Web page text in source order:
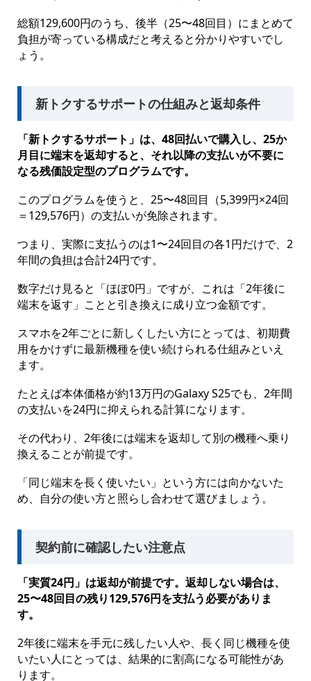
総額129,600円のうち、後半（25〜48回目）にまとめて
負担が寄っている構成だと考えると分かりやすいでし
ょう。
新トクするサポートの仕組みと返却条件
「新トクするサポート」は、48回払いで購入し、25か
月目に端末を返却すると、それ以降の支払いが不要に
なる残価設定型のプログラムです。
このプログラムを使うと、25〜48回目（5,399円×24回
＝129,576円）の支払いが免除されます。
つまり、実際に支払うのは1〜24回目の各1円だけで、2
年間の負担は合計24円です。
数字だけ見ると「ほぼ0円」ですが、これは「2年後に
端末を返す」ことと引き換えに成り立つ金額です。
スマホを2年ごとに新しくしたい方にとっては、初期費
用をかけずに最新機種を使い続けられる仕組みといえ
ます。
たとえば本体価格が約13万円のGalaxy S25でも、2年間
の支払いを24円に抑えられる計算になります。
その代わり、2年後には端末を返却して別の機種へ乗り
換えることが前提です。
「同じ端末を長く使いたい」という方には向かないた
め、自分の使い方と照らし合わせて選びましょう。
契約前に確認したい注意点
「実質24円」は返却が前提です。返却しない場合は、
25〜48回目の残り129,576円を支払う必要がありま
す。
2年後に端末を手元に残したい人や、長く同じ機種を使
いたい人にとっては、結果的に割高になる可能性があ
ります。